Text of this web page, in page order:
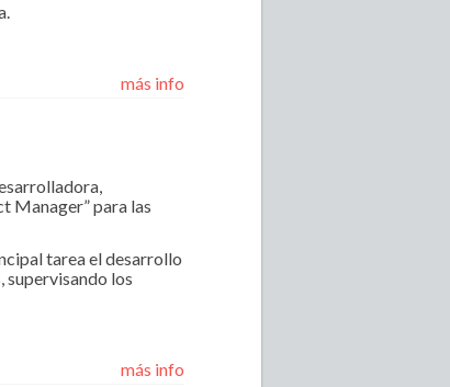
más info
Manager” para las
tarea el desarrollo
supervisando los
más info